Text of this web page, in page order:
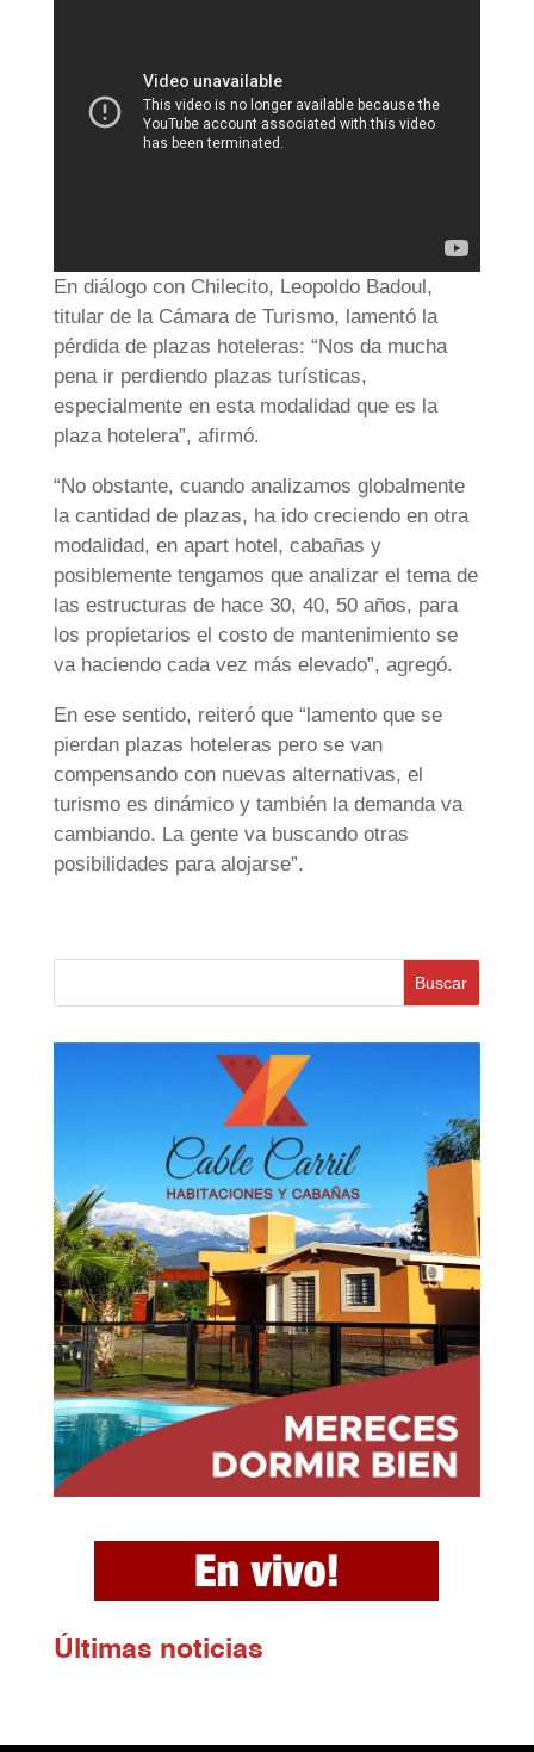
En diálogo con Chilecito, Leopoldo Badoul,
titular de la Cámara de Turismo, lamentó la
pérdida de plazas hoteleras: “Nos da mucha
pena ir perdiendo plazas turísticas,
especialmente en esta modalidad que es la
plaza hotelera”, afirmó.
“No obstante, cuando analizamos globalmente
la cantidad de plazas, ha ido creciendo en otra
modalidad, en apart hotel, cabañas y
posiblemente tengamos que analizar el tema de
las estructuras de hace 30, 40, 50 años, para
los propietarios el costo de mantenimiento se
va haciendo cada vez más elevado”, agregó.
En ese sentido, reiteró que “lamento que se
pierdan plazas hoteleras pero se van
compensando con nuevas alternativas, el
turismo es dinámico y también la demanda va
cambiando. La gente va buscando otras
posibilidades para alojarse”.
Buscar
Ú ltimas noticias